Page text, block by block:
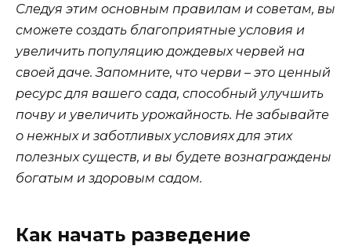
Следуя этим основным правилам и советам, вы
сможете создать благоприятные условия и
увеличить популяцию дождевых червей на
своей даче. Запомните, что черви – это ценный
ресурс для вашего сада, способный улучшить
почву и увеличить урожайность. Не забывайте
о нежных и заботливых условиях для этих
полезных существ, и вы будете вознаграждены
богатым и здоровым садом.
Как начать разведение